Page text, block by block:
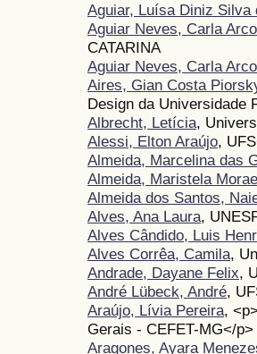
Aguiar, Luísa Diniz Silva
Aguiar Neves, Carla
CATARINA
Aguiar Neves, Carla
Aires, Gian Costa
Design da Universidade
Albrecht, Letícia,
Alessi, Elton Araújo,
Almeida, Marcelina das
Almeida, Maristela
Almeida dos Santos,
Alves, Ana Laura,
Alves Cândido, Luis
Alves Corrêa, Camila,
Andrade, Dayane Felix,
André Lübeck, André,
Araújo, Lívia Pereira,
Gerais - CEFET-MG</p>
Aragones, Ayara